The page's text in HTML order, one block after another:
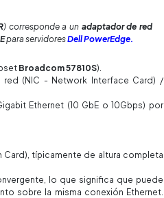
) corresponde a un adaptador de red
para servidoresDell PowerEdge.
Broadcom 57810S).
red (NIC - Network Interface Card) /
Ethernet (10 GbE o 10Gbps) por
Card), típicamente de altura completa
lo que significa que puede
sobre la misma conexión Ethernet.